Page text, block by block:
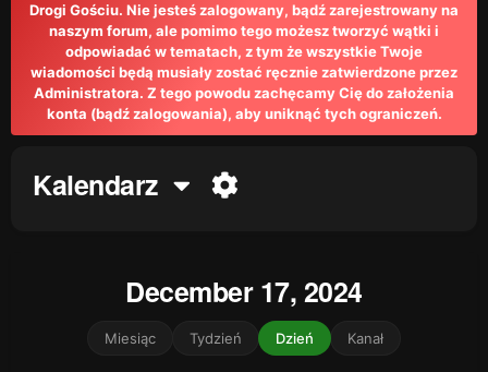
Drogi Gościu. Nie jesteś zalogowany, bądź zarejestrowany na
naszym forum, ale pomimo tego możesz tworzyć wątki i
odpowiadać w tematach, z tym że wszystkie Twoje
wiadomości będą musiały zostać ręcznie zatwierdzone przez
Administratora. Z tego powodu zachęcamy Cię do założenia
konta (bądź zalogowania), aby uniknąć tych ograniczeń.
Kalendarz
December 17, 2024
Miesiąc Tydzień Dzień Kanał